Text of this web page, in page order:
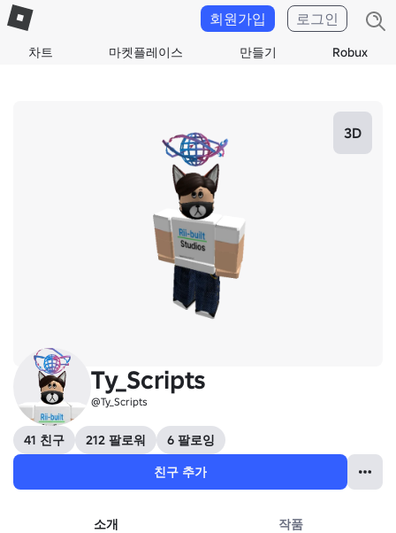
차트 마켓플레이스 만들기 Robux
회원가입 로그인
3D
Ty_Scripts
@Ty_Scripts
41 친구 212 팔로워
6 팔로잉
친구 추가
소개 작품